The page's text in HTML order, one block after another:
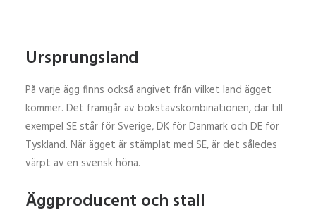
Ursprungsland
På varje ägg finns också angivet från vilket land ägget
kommer. Det framgår av bokstavskombinationen, där till
exempel SE står för Sverige, DK för Danmark och DE för
Tyskland. När ägget är stämplat med SE, är det således
värpt av en svensk höna.
Äggproducent och stall